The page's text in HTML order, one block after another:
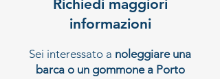
Richiedi maggiori
informazioni
Sei interessato a noleggiare una
barca o un gommone a Porto